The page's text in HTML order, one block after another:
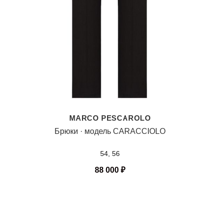
MARCO PESCAROLO
Брюки · модель CARACCIOLO
54, 56
88 000 ₽